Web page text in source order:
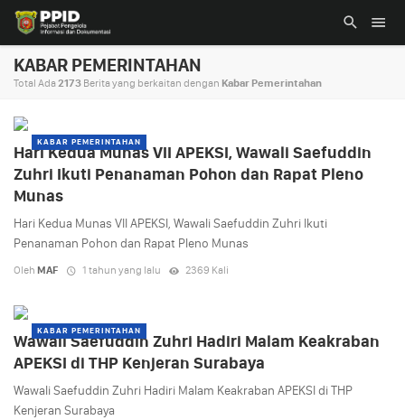
KABAR PEMERINTAHAN
Total Ada2173 Berita yang berkaitan dengan Kabar Pemerintahan
KABAR PEMERINTAHAN
Hari Kedua Munas VII APEKSI, Wawali Saefuddin
Zuhri Ikuti Penanaman Pohon dan Rapat Pleno
Munas
Hari Kedua Munas VII APEKSI, Wawali Saefuddin Zuhri Ikuti
Penanaman Pohon dan Rapat Pleno Munas
Oleh MAF 1 tahun yang lalu 2369 Kali
KABAR PEMERINTAHAN
Wawali Saefuddin Zuhri Hadiri Malam Keakraban
APEKSI di THP Kenjeran Surabaya
Wawali Saefuddin Zuhri Hadiri Malam Keakraban APEKSI di THP
Kenjeran Surabaya